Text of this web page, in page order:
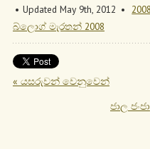
Updated May 9th, 2012
බ්ලොග් මැරතන් 2008
« යසරුවන් වෙනුවෙන්
ජාල